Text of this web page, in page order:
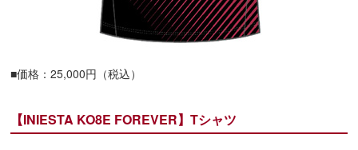
■価格：25,000円（税込）
【INIESTA KO8E FOREVER】Tシャツ